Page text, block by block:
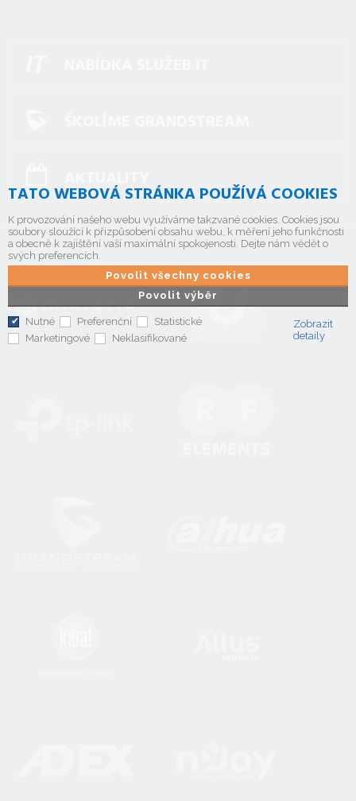
AKTUALITY
TATO WEBOVÁ STRÁNKA POUŽÍVÁ COOKIES
K provozování našeho webu využíváme takzvané cookies. Cookies jsou
soubory sloužící k přizpůsobení obsahu webu, k měření jeho funkčnosti
a obecně k zajištění vaší maximální spokojenosti. Dejte nám vědět o
svých preferencích.
Povolit výběr
Povolit všechny cookies
Nutné Preferenční
Statistické
Marketingové
Neklasifikované
Zobrazit
detaily